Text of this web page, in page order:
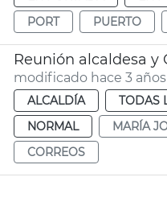
PORT
PUERTO
Reunión alcaldesa y
modificado hace 3 años
ALCALDÍA TODAS
NORMAL
MARÍA
CORREOS